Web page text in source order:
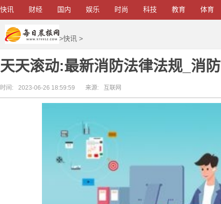
快讯 财经 国内 娱乐 时尚 科技 教育 体育
>快讯 >
天天滚动:最新消防法律法规_消
时间: 2023-06-26 18:59:59 来源: 互联网